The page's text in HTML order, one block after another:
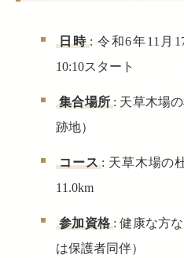
日時 : 令和6年11月
10:10スタート
集合場所 : 天草木場
跡地）
コース : 天草木場の
11.0km
参加資格 : 健康な方
は保護者同伴）